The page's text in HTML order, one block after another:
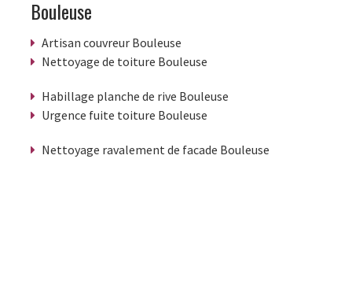
Bouleuse
Artisan couvreur Bouleuse
Nettoyage de toiture Bouleuse
Habillage planche de rive Bouleuse
Urgence fuite toiture Bouleuse
Nettoyage ravalement de facade Bouleuse